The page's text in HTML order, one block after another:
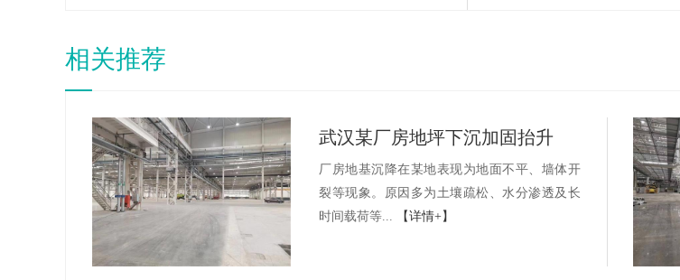
相关推荐
武汉某厂房地坪下沉加固抬升
厂房地基沉降在某地表现为地面不平、墙体开
裂等现象。原因多为土壤疏松、水分渗透及长
时间载荷等...
【详情+】